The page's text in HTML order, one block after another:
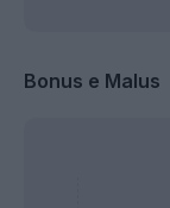
Bonus e Malus